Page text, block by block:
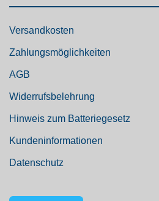
Versandkosten
Zahlungsmöglichkeiten
AGB
Widerrufsbelehrung
Hinweis zum Batteriegesetz
Kundeninformationen
Datenschutz